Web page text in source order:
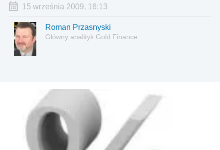
15 września 2009, 16:13
Roman Przasnyski
Główny analityk Gold Finance.